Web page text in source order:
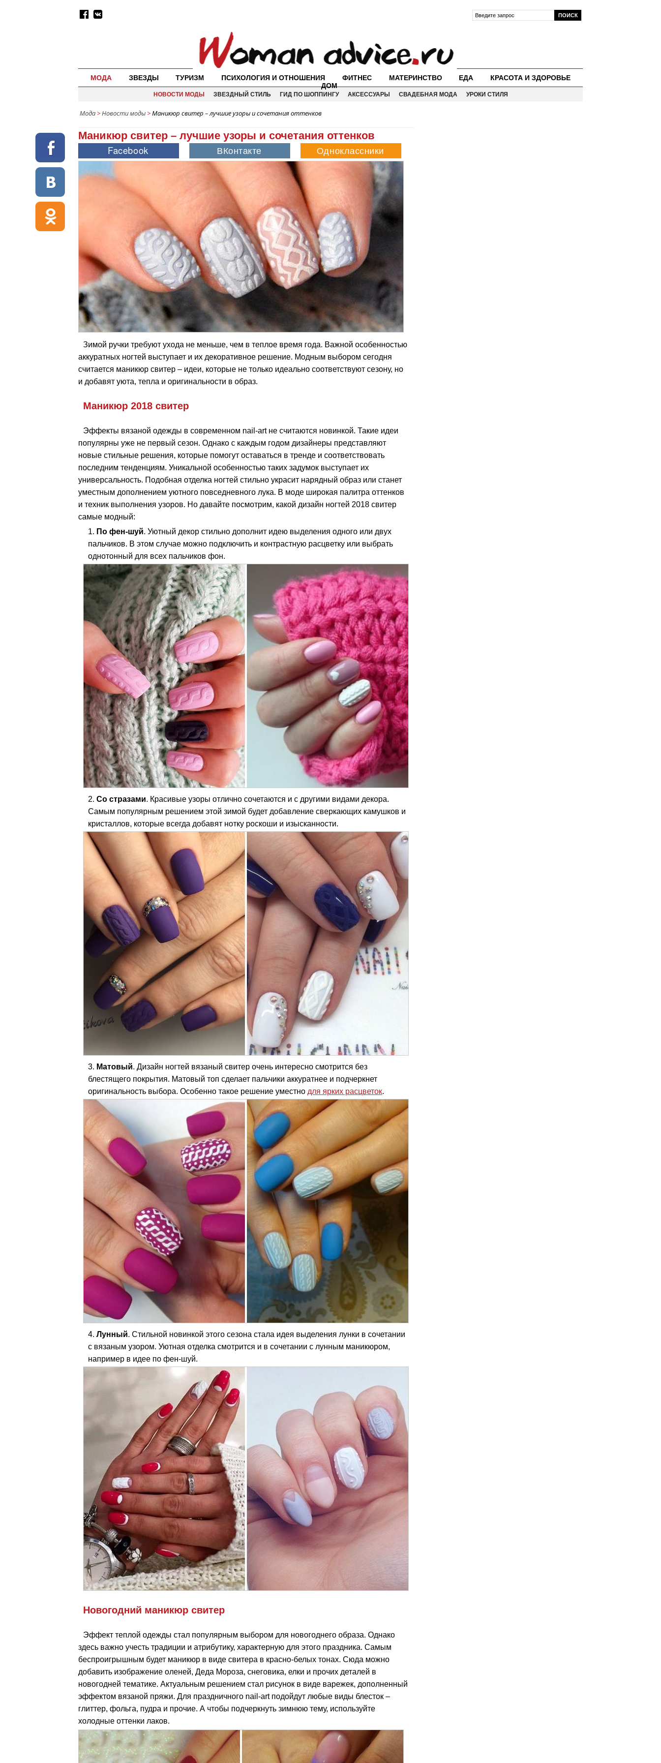
МОДА ЗВЕЗДЫ ТУРИЗМ ПСИХОЛОГИЯ И ОТНОШЕНИЯ ФИТНЕС МАТЕРИНСТВО ЕДА
КРАСОТА И ЗДОРОВЬЕ
ДОМ
НОВОСТИ МОДЫ ЗВЕЗДНЫЙ СТИЛЬ ГИД ПО ШОППИНГУ АКСЕССУАРЫ СВАДЕБНАЯ МОДА УРОКИ СТИЛЯ
Мода >Новости моды >Маникюр свитер – лучшие узоры и сочетания оттенков
Маникюр свитер – лучшие узоры и сочетания оттенков
Зимой ручки требуют ухода не меньше, чем в теплое время года. Важной особенностью
аккуратных ногтей выступает и их декоративное решение. Модным выбором сегодня
считается маникюр свитер – идеи, которые не только идеально соответствуют сезону, но
и добавят уюта, тепла и оригинальности в образ.
Маникюр 2018 свитер
Эффекты вязаной одежды в современном nail-art не считаются новинкой. Такие идеи
популярны уже не первый сезон. Однако с каждым годом дизайнеры представляют
новые стильные решения, которые помогут оставаться в тренде и соответствовать
последним тенденциям. Уникальной особенностью таких задумок выступает их
универсальность. Подобная отделка ногтей стильно украсит нарядный образ или станет
уместным дополнением уютного повседневного лука. В моде широкая палитра оттенков
и техник выполнения узоров. Но давайте посмотрим, какой дизайн ногтей 2018 свитер
самые модный:
По фен-шуй. Уютный декор стильно дополнит идею выделения одного или двух
пальчиков. В этом случае можно подключить и контрастную расцветку или выбрать
однотонный для всех пальчиков фон.
Со стразами. Красивые узоры отлично сочетаются и с другими видами декора.
Самым популярным решением этой зимой будет добавление сверкающих камушков и
кристаллов, которые всегда добавят нотку роскоши и изысканности.
Матовый. Дизайн ногтей вязаный свитер очень интересно смотрится без
блестящего покрытия. Матовый топ сделает пальчики аккуратнее и подчеркнет
оригинальность выбора. Особенно такое решение уместно для ярких расцветок.
Лунный. Стильной новинкой этого сезона стала идея выделения лунки в сочетании
с вязаным узором. Уютная отделка смотрится и в сочетании с лунным маникюром,
например в идее по фен-шуй.
Новогодний маникюр свитер
Эффект теплой одежды стал популярным выбором для новогоднего образа. Однако
здесь важно учесть традиции и атрибутику, характерную для этого праздника. Самым
беспроигрышным будет маникюр в виде свитера в красно-белых тонах. Сюда можно
добавить изображение оленей, Деда Мороза, снеговика, елки и прочих деталей в
новогодней тематике. Актуальным решением стал рисунок в виде варежек, дополненный
эффектом вязаной пряжи. Для праздничного nail-art подойдут любые виды блесток –
глиттер, фольга, пудра и прочие. А чтобы подчеркнуть зимнюю тему, используйте
холодные оттенки лаков.